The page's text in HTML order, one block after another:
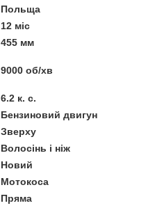
Польща
12 міс
455 мм
9000 об/хв
6.2 к. с.
Бензиновий двигун
Зверху
Волосінь і ніж
Новий
Мотокоса
Пряма